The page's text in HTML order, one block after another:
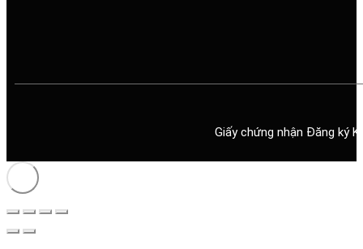
Giấy chứng nhận Đăng ký